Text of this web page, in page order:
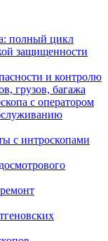
полный цикл
защищенности
и контролю
грузов, багажа
с оператором
с интроскопами